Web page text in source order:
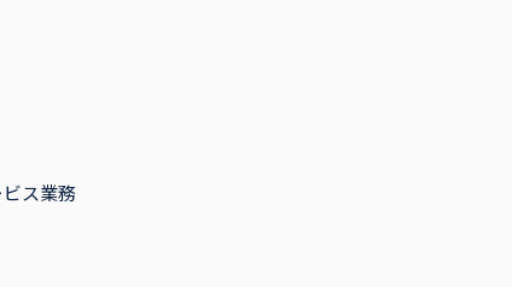
ス業務